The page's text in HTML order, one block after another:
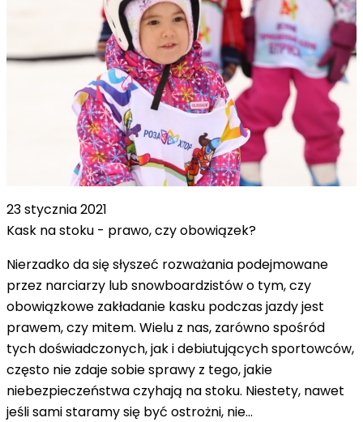
23 stycznia 2021
Kask na stoku - prawo, czy obowiązek?
Nierzadko da się słyszeć rozważania podejmowane
przez narciarzy lub snowboardzistów o tym, czy
obowiązkowe zakładanie kasku podczas jazdy jest
prawem, czy mitem. Wielu z nas, zarówno spośród
tych doświadczonych, jak i debiutujących sportowców,
często nie zdaje sobie sprawy z tego, jakie
niebezpieczeństwa czyhają na stoku. Niestety, nawet
jeśli sami staramy się być ostrożni, nie…